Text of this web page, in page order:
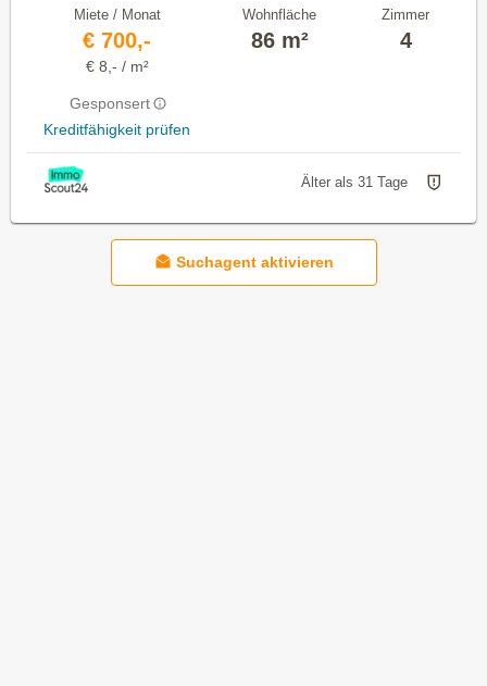
Miete / Monat
€ 700,-
€ 8,- / m²
Gesponsert
Kreditfähigkeit prüfen
Wohnfläche
86 m²
Zimmer
4
Älter als 31 Tage
Suchagent aktivieren